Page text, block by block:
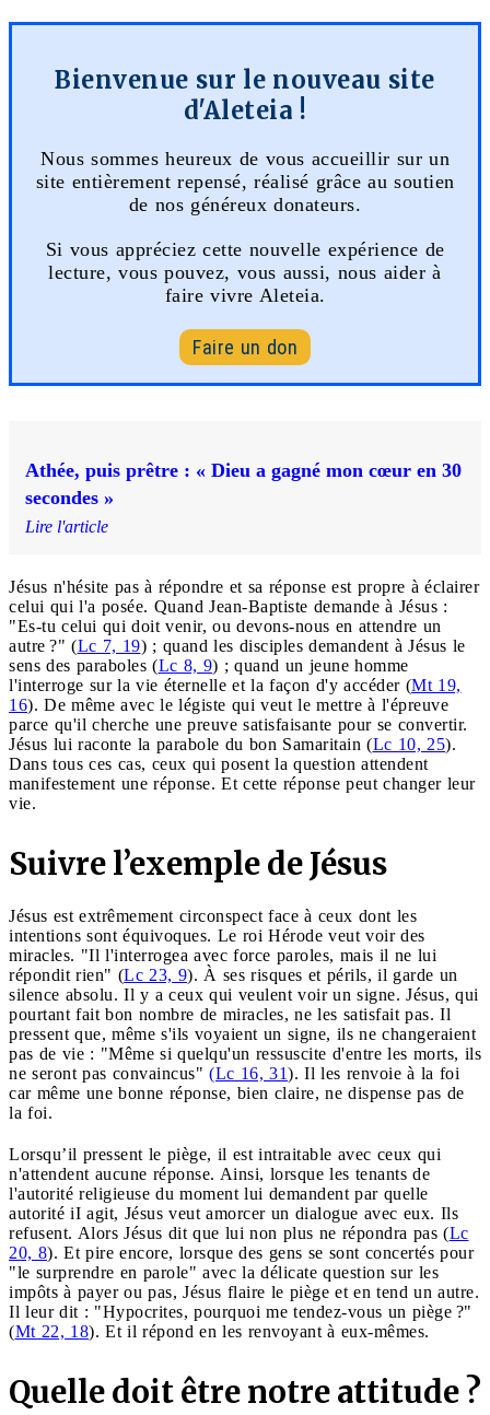
Bienvenue sur le nouveau site
d'Aleteia !
Nous sommes heureux de vous accueillir sur un
site entièrement repensé, réalisé grâce au soutien
de nos généreux donateurs.
Si vous appréciez cette nouvelle expérience de
lecture, vous pouvez, vous aussi, nous aider à
faire vivre Aleteia.
Faire un don
Athée, puis prêtre : « Dieu a gagné mon cœur en 30
secondes »
Lire l'article
Jésus n'hésite pas à répondre et sa réponse est propre à éclairer
celui qui l'a posée. Quand Jean-Baptiste demande à Jésus :
"Es-tu celui qui doit venir, ou devons-nous en attendre un
autre ?" (Lc 7, 19) ; quand les disciples demandent à Jésus le
sens des paraboles (Lc 8, 9) ; quand un jeune homme
l'interroge sur la vie éternelle et la façon d'y accéder (Mt 19,
16). De même avec le légiste qui veut le mettre à l'épreuve
parce qu'il cherche une preuve satisfaisante pour se convertir.
Jésus lui raconte la parabole du bon Samaritain (Lc 10, 25).
Dans tous ces cas, ceux qui posent la question attendent
manifestement une réponse. Et cette réponse peut changer leur
vie.
Suivre l’exemple de Jésus
Jésus est extrêmement circonspect face à ceux dont les
intentions sont équivoques. Le roi Hérode veut voir des
miracles. "Il l'interrogea avec force paroles, mais il ne lui
répondit rien" (Lc 23, 9). À ses risques et périls, il garde un
silence absolu. Il y a ceux qui veulent voir un signe. Jésus, qui
pourtant fait bon nombre de miracles, ne les satisfait pas. Il
pressent que, même s'ils voyaient un signe, ils ne changeraient
pas de vie : "Même si quelqu'un ressuscite d'entre les morts, ils
ne seront pas convaincus" (Lc 16, 31). Il les renvoie à la foi
car même une bonne réponse, bien claire, ne dispense pas de
la foi.
Lorsqu’il pressent le piège, il est intraitable avec ceux qui
n'attendent aucune réponse. Ainsi, lorsque les tenants de
l'autorité religieuse du moment lui demandent par quelle
autorité iI agit, Jésus veut amorcer un dialogue avec eux. Ils
refusent. Alors Jésus dit que lui non plus ne répondra pas (Lc
20, 8). Et pire encore, lorsque des gens se sont concertés pour
"le surprendre en parole" avec la délicate question sur les
impôts à payer ou pas, Jésus flaire le piège et en tend un autre.
Il leur dit : "Hypocrites, pourquoi me tendez-vous un piège ?"
(Mt 22, 18). Et il répond en les renvoyant à eux-mêmes.
Quelle doit être notre attitude ?